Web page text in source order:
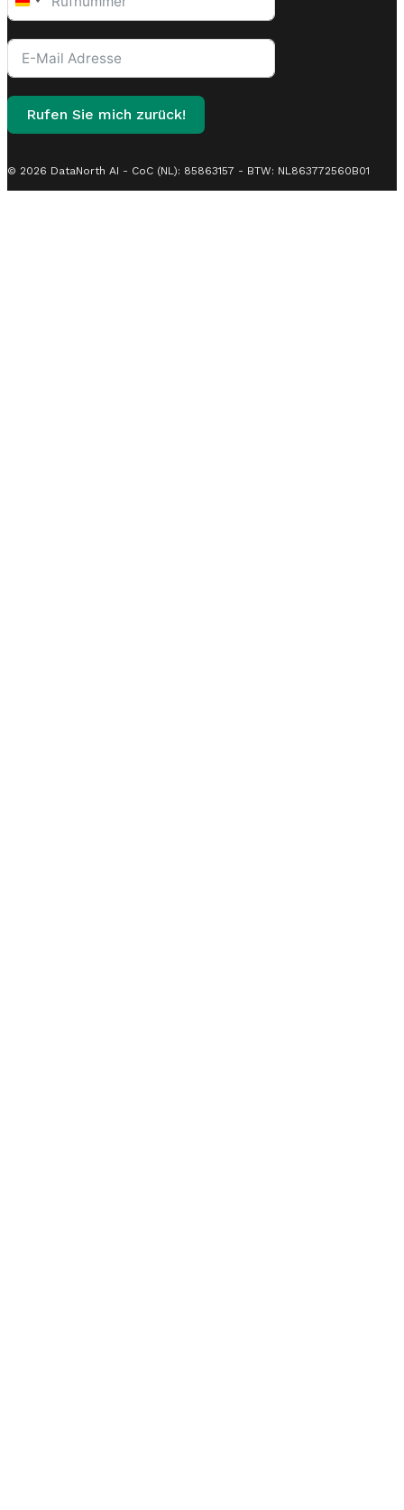
Germany
Rufen Sie mich zurück!
© 2026 DataNorth AI - CoC (NL): 85863157 - BTW: NL863772560B01